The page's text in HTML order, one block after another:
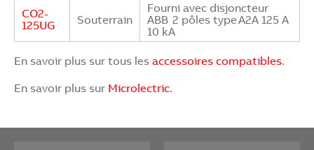
CO2-
125UG
Souterrain
Fourni avec disjoncteur
ABB 2 pôles type A2A 125 A
10 kA​​
En savoir plus sur tous les accessoires compatibles.
En savoir plus sur Microlectric.